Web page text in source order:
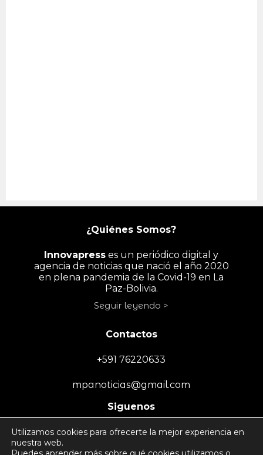
¿Quiénes Somos?
Innovapress es un periódico digital y
agencia de noticias que nació el año 2020
en plena pandemia de la Covid-19 en La
Paz-Bolivia.
Seguir leyendo >
Contactos
+591 76220633
mpanoticias@gmail.com
Siguenos
Utilizamos cookies para ofrecerte la mejor experiencia en
nuestra web.